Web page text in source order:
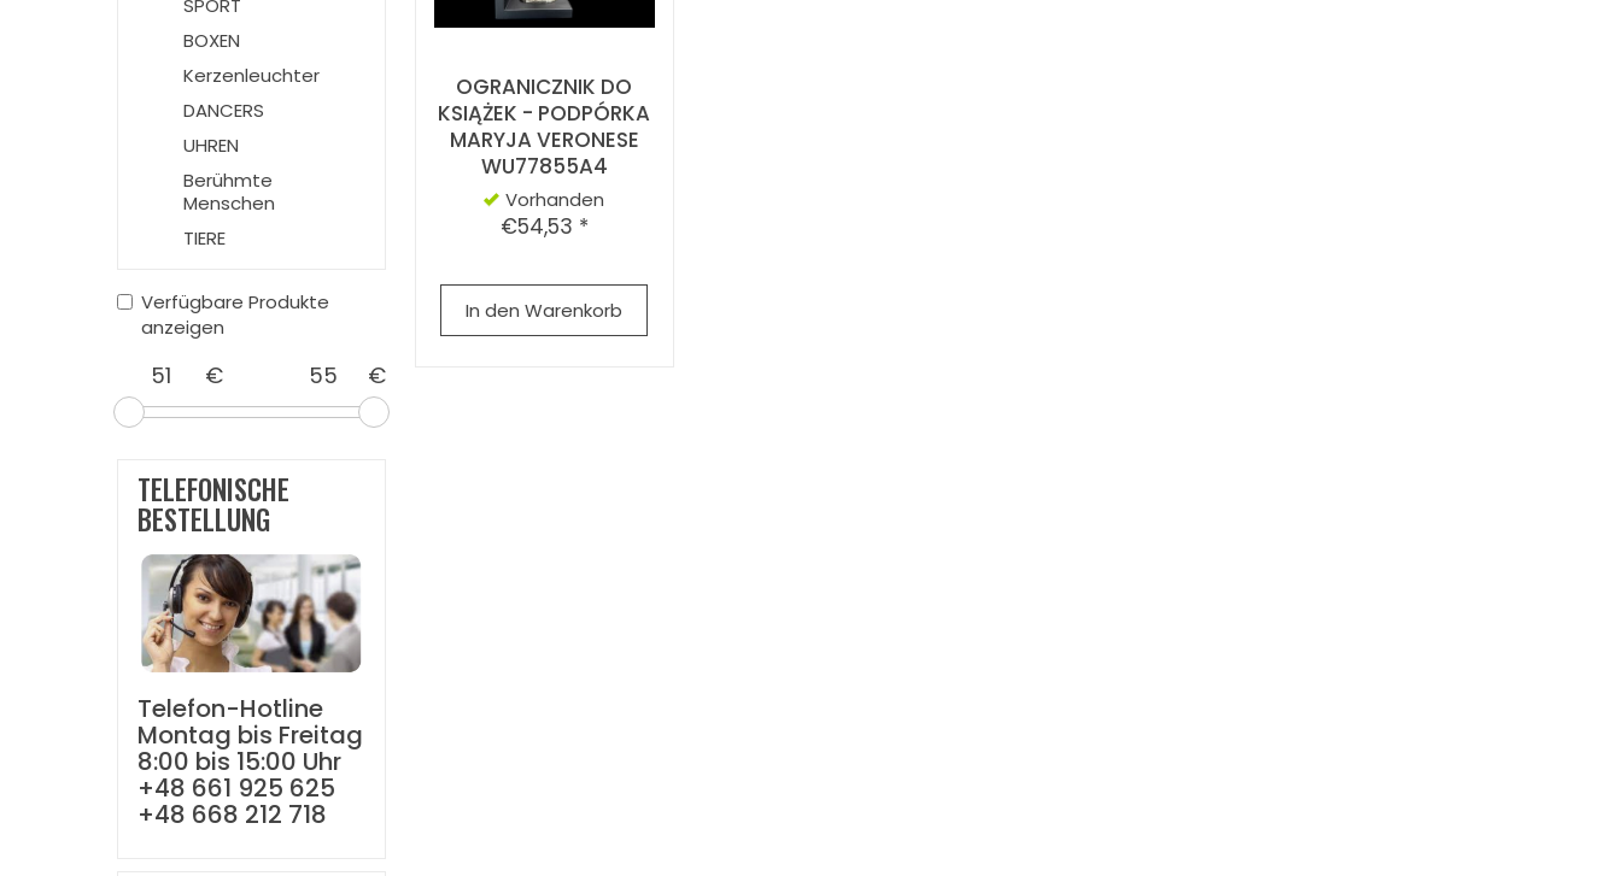
OGRANICZNIK DO
KSIĄŻEK - PODPÓRKA
MARYJA VERONESE
WU77855A4
Vorhanden
€54,53 *
In den Warenkorb
SPORT
BOXEN
Kerzenleuchter
DANCERS
UHREN
Berühmte
Menschen
TIERE
Verfügbare Produkte
anzeigen
€ €
TELEFONISCHE
BESTELLUNG
Telefon-Hotline
Montag bis Freitag
8:00 bis 15:00 Uhr
+48 661 925 625
+48 668 212 718